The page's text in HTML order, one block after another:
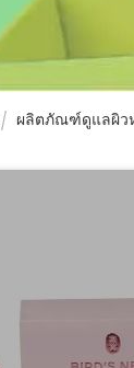
ผลิตภัณฑ์ดูแลผิว